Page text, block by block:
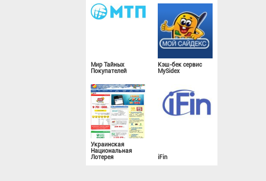
Мир Тайных
Покупателей
Кэш-бек сервис
MySidex
Украинская
Национальная
Лотерея
iFin